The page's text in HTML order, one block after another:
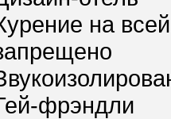
на
фрэндли